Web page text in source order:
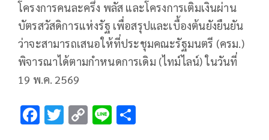
โครงการคนละครึ่ง พลัส และโครงการเติมเงินผ่าน
บัตรสวัสดิการแห่งรัฐ เพื่อสรุปและเบื้องต้นยังยืนยัน
ว่าจะสามารถเสนอให้ที่ประชุมคณะรัฐมนตรี (ครม.)
พิจารณาได้ตามกำหนดการเดิม (ไทม์ไลน์) ในวันที่
19 พ.ค. 2569
F T C Li